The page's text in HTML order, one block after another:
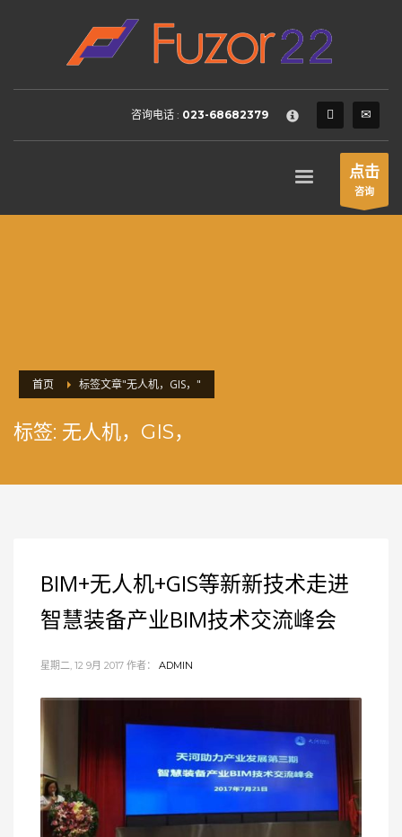
HOW TO SHOP
Login or create new account.
2 Review your order.
FREEshipment
If you still have problems, please let us know, by sending an
SHOWROOM HOURS
咨询电话 : 023-68682379
点击
咨询
首页 标签文章"无人机，GIS，"
标签: 无人机，GIS，
BIM+无人机+GIS等新新技术走进
智慧装备产业BIM技术交流峰会
星期二, 12 9月 2017 作者： ADMIN